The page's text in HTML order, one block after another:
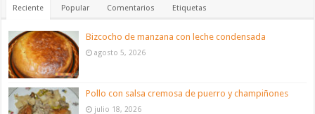
Reciente Popular Comentarios Etiquetas
Bizcocho de manzana con leche condensada
agosto 5, 2026
Pollo con salsa cremosa de puerro y champiñones
julio 18, 2026